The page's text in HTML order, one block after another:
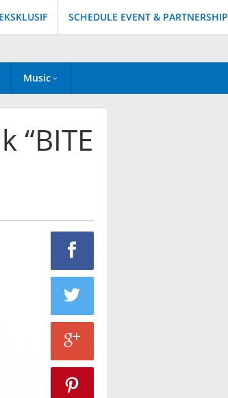
SCHEDULE EVENT & PARTNERSHIP
Music
“BITE